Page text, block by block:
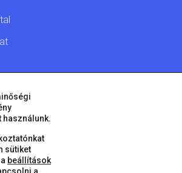
Jogú Város • Minden jog fenntartva!
használunk.
sütiket
beállítások